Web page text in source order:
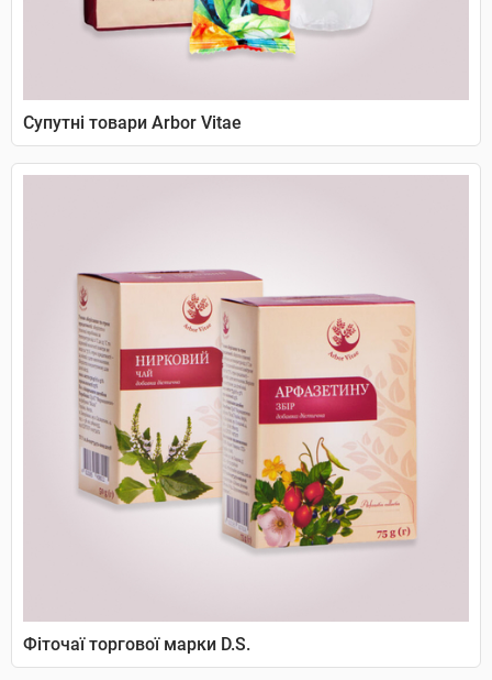
Супутні товари Arbor Vitae
Фіточаї торгової марки D.S.